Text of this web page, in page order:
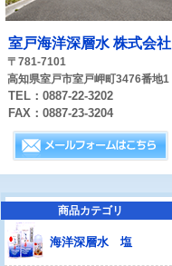
室戸海洋深層水 株式会社
〒781-7101
高知県室戸市室戸岬町3476番地1
TEL：0887-22-3202
FAX：0887-23-3204
商品カテゴリ
海洋深層水 塩